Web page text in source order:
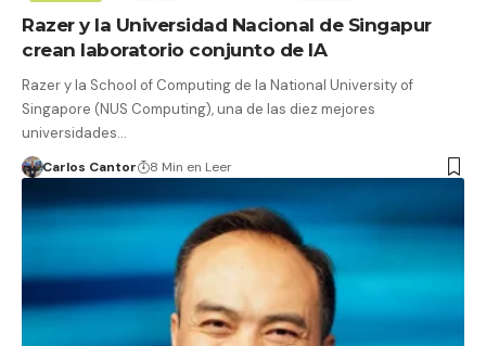
Razer y la Universidad Nacional de Singapur
crean laboratorio conjunto de IA
Razer y la School of Computing de la National University of
Singapore (NUS Computing), una de las diez mejores
universidades…
Carlos Cantor 8 Min en Leer